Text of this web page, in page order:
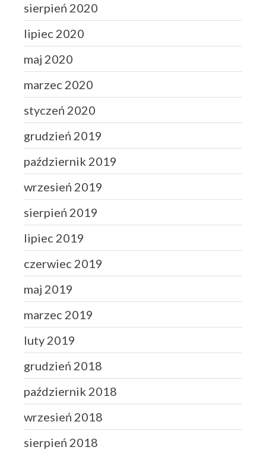
sierpień 2020
lipiec 2020
maj 2020
marzec 2020
styczeń 2020
grudzień 2019
październik 2019
wrzesień 2019
sierpień 2019
lipiec 2019
czerwiec 2019
maj 2019
marzec 2019
luty 2019
grudzień 2018
październik 2018
wrzesień 2018
sierpień 2018